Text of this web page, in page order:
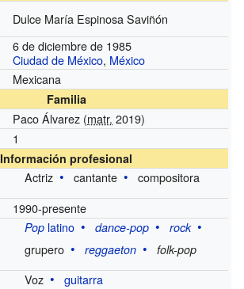
Dulce María Espinosa Saviñón
6 de diciembre de 1985
Ciudad de México, México
Mexicana
Familia
Paco Álvarez (matr. 2019)
1
Información profesional
Actriz cantante compositora
1990-presente
Poplatino dance-pop rock
grupero reggaeton
folk-pop
Voz guitarra